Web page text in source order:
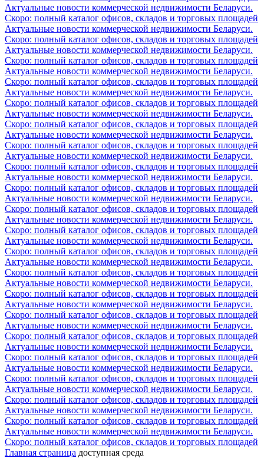
Актуальные новости коммерческой недвижимости Беларуси.
Скоро: полный каталог офисов, складов и торговых площадей
Актуальные новости коммерческой недвижимости Беларуси.
Скоро: полный каталог офисов, складов и торговых площадей
Актуальные новости коммерческой недвижимости Беларуси.
Скоро: полный каталог офисов, складов и торговых площадей
Актуальные новости коммерческой недвижимости Беларуси.
Скоро: полный каталог офисов, складов и торговых площадей
Актуальные новости коммерческой недвижимости Беларуси.
Скоро: полный каталог офисов, складов и торговых площадей
Актуальные новости коммерческой недвижимости Беларуси.
Скоро: полный каталог офисов, складов и торговых площадей
Актуальные новости коммерческой недвижимости Беларуси.
Скоро: полный каталог офисов, складов и торговых площадей
Актуальные новости коммерческой недвижимости Беларуси.
Скоро: полный каталог офисов, складов и торговых площадей
Актуальные новости коммерческой недвижимости Беларуси.
Скоро: полный каталог офисов, складов и торговых площадей
Актуальные новости коммерческой недвижимости Беларуси.
Скоро: полный каталог офисов, складов и торговых площадей
Актуальные новости коммерческой недвижимости Беларуси.
Скоро: полный каталог офисов, складов и торговых площадей
Актуальные новости коммерческой недвижимости Беларуси.
Скоро: полный каталог офисов, складов и торговых площадей
Актуальные новости коммерческой недвижимости Беларуси.
Скоро: полный каталог офисов, складов и торговых площадей
Актуальные новости коммерческой недвижимости Беларуси.
Скоро: полный каталог офисов, складов и торговых площадей
Актуальные новости коммерческой недвижимости Беларуси.
Скоро: полный каталог офисов, складов и торговых площадей
Актуальные новости коммерческой недвижимости Беларуси.
Скоро: полный каталог офисов, складов и торговых площадей
Актуальные новости коммерческой недвижимости Беларуси.
Скоро: полный каталог офисов, складов и торговых площадей
Актуальные новости коммерческой недвижимости Беларуси.
Скоро: полный каталог офисов, складов и торговых площадей
Актуальные новости коммерческой недвижимости Беларуси.
Скоро: полный каталог офисов, складов и торговых площадей
Актуальные новости коммерческой недвижимости Беларуси.
Скоро: полный каталог офисов, складов и торговых площадей
Актуальные новости коммерческой недвижимости Беларуси.
Скоро: полный каталог офисов, складов и торговых площадей
Главная страница доступная среда